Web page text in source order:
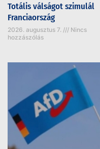
Totális válságot szimulál
Franciaország
2026. augusztus 7.
Nincs
hozzászólás